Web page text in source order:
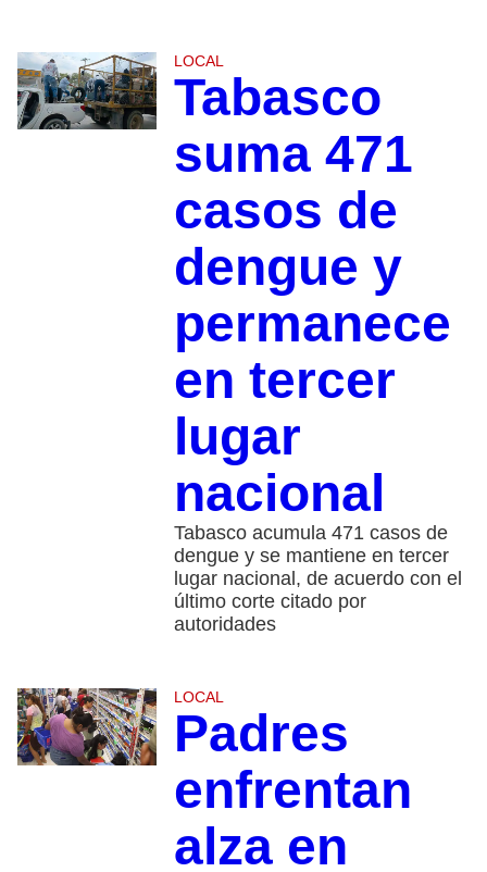
LOCAL
Tabasco
suma 471
casos de
dengue y
permanece
en tercer
lugar
nacional
Tabasco acumula 471 casos de
dengue y se mantiene en tercer
lugar nacional, de acuerdo con el
último corte citado por
autoridades
LOCAL
Padres
enfrentan
alza en